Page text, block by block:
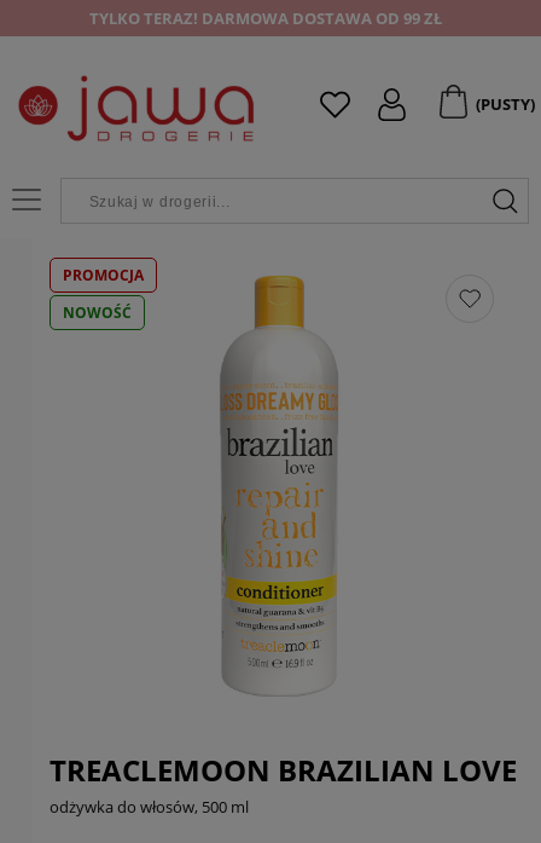
TYLKO TERAZ! DARMOWA DOSTAWA OD 99 ZŁ
(PUSTY)
PROMOCJA
NOWOŚĆ
TREACLEMOON BRAZILIAN LOVE
odżywka do włosów, 500 ml